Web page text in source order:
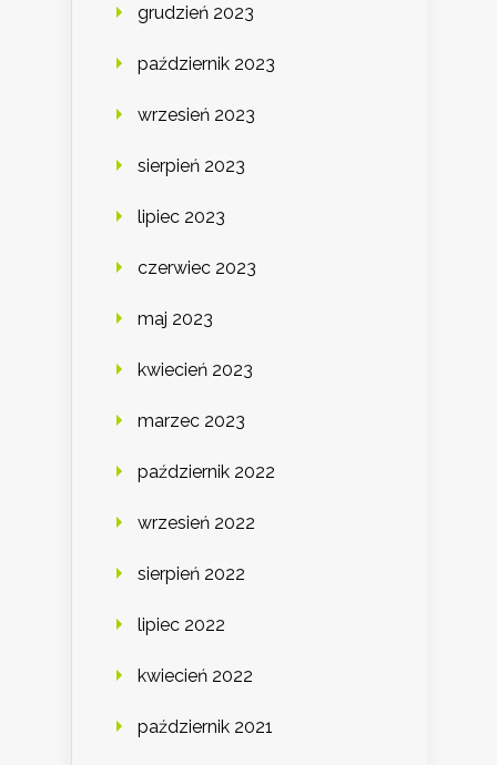
grudzień 2023
październik 2023
wrzesień 2023
sierpień 2023
lipiec 2023
czerwiec 2023
maj 2023
kwiecień 2023
marzec 2023
październik 2022
wrzesień 2022
sierpień 2022
lipiec 2022
kwiecień 2022
październik 2021